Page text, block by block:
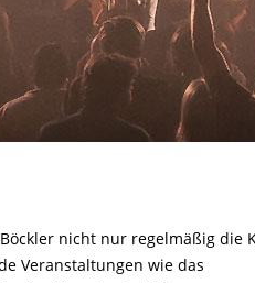
nicht nur regelmäßig die
Veranstaltungen wie das